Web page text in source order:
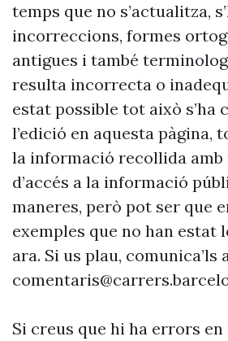
temps que no s’actualitza,
incorreccions, formes
antigues i també
resulta incorrecta o
estat possible tot això s’ha
l’edició en aquesta
la informació recollida
d’accés a la informació
maneres, però pot ser que
exemples que no han estat
ara. Si us plau, comunica’ls
Si creus que hi ha errors en